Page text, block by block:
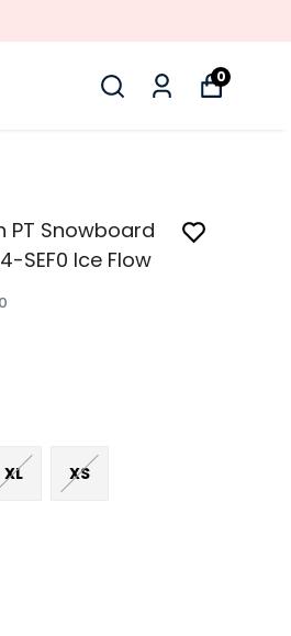
0
PT Snowboard
SEF0 Ice Flow
XL XS